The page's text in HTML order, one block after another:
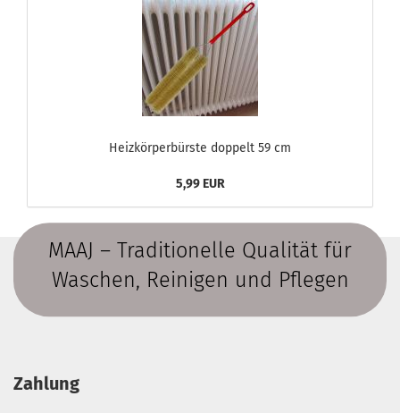
Heizkörperbürste doppelt 59 cm
5,99 EUR
MAAJ – Traditionelle Qualität für
Waschen, Reinigen und Pflegen
Zahlung